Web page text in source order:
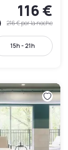
116 €
216 €por la noche
15h - 21h